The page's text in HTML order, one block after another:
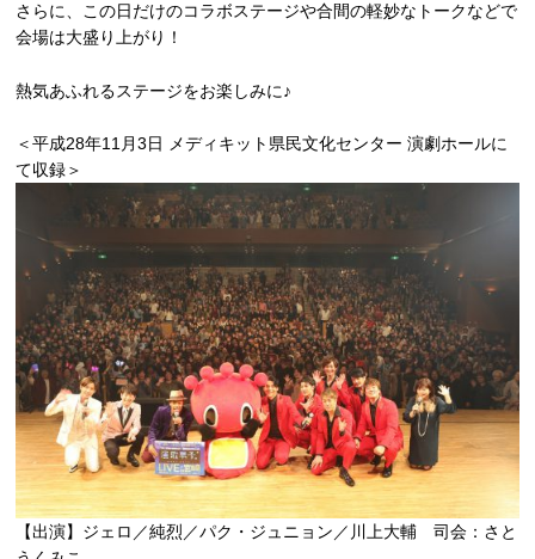
さらに、この日だけのコラボステージや合間の軽妙なトークなどで
会場は大盛り上がり！
熱気あふれるステージをお楽しみに♪
＜平成28年11月3日 メディキット県民文化センター 演劇ホールに
て収録＞
【出演】ジェロ／純烈／パク・ジュニョン／川上大輔 司会：さと